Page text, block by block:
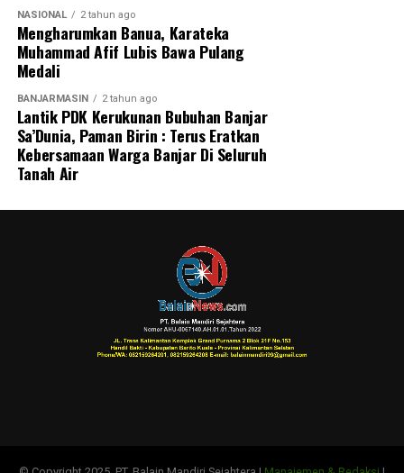
benar berubah menjadi api. [riv/SMSI]
(Penulis adalah Ketua Umum Serikat Media Siber
Post Views: 108
Sebarkan
NASIONAL 2 tahun ago
Mengharumkan Banua, Karateka
Muhammad Afif Lubis Bawa Pulang
Medali
BANJARMASIN 2 tahun ago
Lantik PDK Kerukunan Bubuhan Banjar
Sa’Dunia, Paman Birin : Terus Eratkan
Kebersamaan Warga Banjar Di Seluruh
Tanah Air